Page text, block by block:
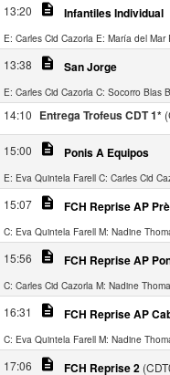
13:20 description Infantiles Individual
E: Carles Cid Cazorla E: María del
13:38 description San Jorge
E: Carles Cid Cazorla C: Socorro Blas
14:10 Entrega Trofeus CDT 1*
15:00 description Ponis A Equipos
E: Eva Quintela Farell C: Carles Cid
15:07 description FCH Reprise AP
C: Eva Quintela Farell M: Nadine
15:56 description FCH Reprise AP
C: Carles Cid Cazorla M: Nadine
16:31 description FCH Reprise AP
C: Eva Quintela Farell M: Nadine
17:06 description FCH Reprise 2